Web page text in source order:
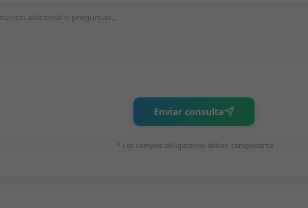
Enviar consulta
* Los campos obligatorios deben completarse